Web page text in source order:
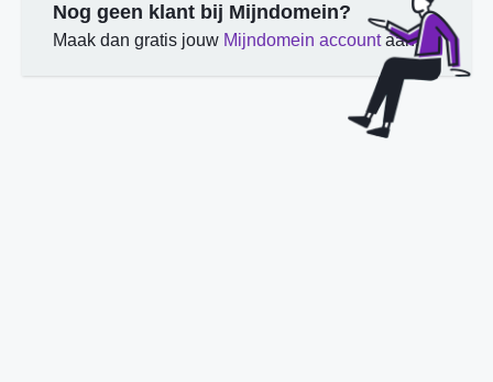
Nog geen klant bij Mijndomein?
Maak dan gratis jouw Mijndomein account aan.